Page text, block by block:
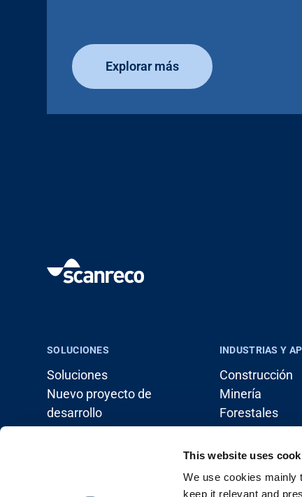
This website uses
We use cookies mainly
keep it relevant and
Explorar más
SOLUCIONES
Soluciones
Nuevo proyecto de
desarrollo
INDUSTRIAS Y
Construcción
Minería
Forestales
Agricultura
Vehículos